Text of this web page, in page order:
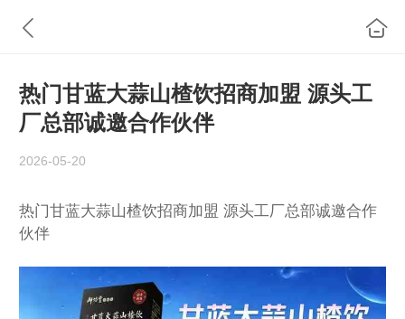
热门甘蓝大蒜山楂饮招商加盟 源头工
厂总部诚邀合作伙伴
2026-05-20
热门甘蓝大蒜山楂饮招商加盟 源头工厂总部诚邀合作
伙伴